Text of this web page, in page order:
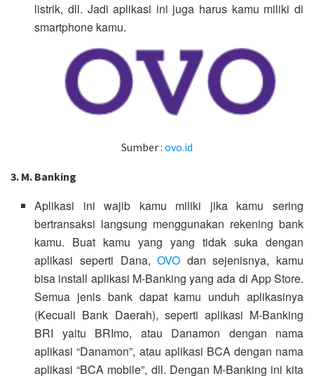
listrik, dll. Jadi aplikasi ini juga harus kamu miliki di
smartphone kamu.
Sumber : ovo.id
3. M. Banking
Aplikasi ini wajib kamu miliki jika kamu sering
bertransaksi langsung menggunakan rekening bank
kamu. Buat kamu yang yang tidak suka dengan
aplikasi seperti Dana,OVO dan sejenisnya, kamu
bisa install aplikasi M-Banking yang ada di App Store.
Semua jenis bank dapat kamu unduh aplikasinya
(Kecuali Bank Daerah), seperti aplikasi M-Banking
BRI yaitu BRImo, atau Danamon dengan nama
aplikasi “Danamon”, atau aplikasi BCA dengan nama
aplikasi “BCA mobile”, dll. Dengan M-Banking ini kita